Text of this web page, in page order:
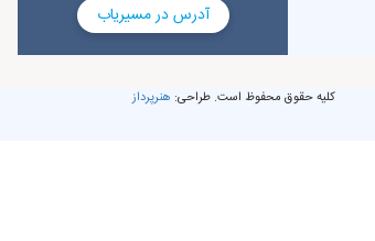
آدرس در مسیریاب
کلیه حقوق محفوظ است. طراحی: هنرپرداز